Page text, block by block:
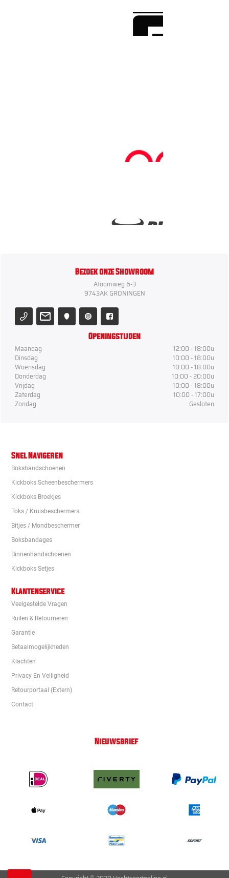
Bezoek onze Showroom
Atoomweg 6-3
9743AK GRONINGEN
Openingstijden
Maandag
12:00 - 18:00u
Dinsdag
10:00 - 18:00u
Woensdag
10:00 - 18:00u
Donderdag
10:00 - 20:00u
Vrijdag
10:00 - 18:00u
Zaterdag
10:00 - 17:00u
Zondag
Gesloten
Snel Navigeren
Bokshandschoenen
Kickboks Scheenbeschermers
Kickboks Broekjes
Toks / Kruisbeschermers
Bitjes / Mondbeschermer
Boksbandages
Binnenhandschoenen
Kickboks Setjes
Klantenservice
Veelgestelde Vragen
Ruilen & Retourneren
Garantie
Betaalmogelijkheden
Klachten
Privacy En Veiligheid
Retourportaal (extern)
Contact
Nieuwsbrief